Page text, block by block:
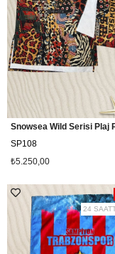
SP108
₺5.250,00
24